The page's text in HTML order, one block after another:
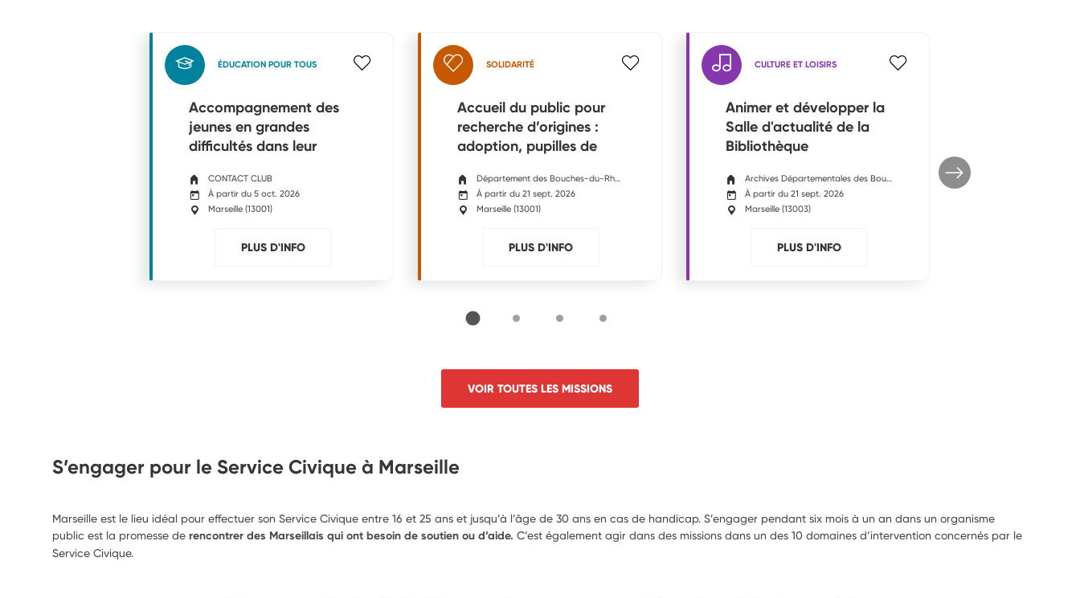
ÉDUCATION POUR TOUS
Accompagnement des
jeunes en grandes
difficultés dans leur
CONTACT CLUB
À partir du 5 oct. 2026
Marseille(13001)
PLUS D'INFO
SOLIDARITÉ
Accueil du public pour
recherche d’origines :
adoption, pupilles de
Département des Bouches-du-Rhône
À partir du 21 sept. 2026
Marseille(13001)
PLUS D'INFO
CULTURE ET LOISIRS
Animer et développer la
Salle d'actualité de la
Bibliothèque
Archives Départementales des Bouches-du-Rhône
À partir du 21 sept. 2026
Marseille (13003)
PLUS D'INFO
VOIR TOUTES LES MISSIONS
S’engager pour le Service Civique à Marseille
Marseille est le lieu idéal pour effectuer son Service Civique entre 16 et 25 ans et jusqu’à l’âge de 30 ans en cas de handicap. S’engager pendant six mois à un an dans un organisme
public est la promesse de rencontrer des Marseillais qui ont besoin de soutien ou d’aide. C’est également agir dans des missions dans un des 10 domaines d’intervention concernés par le
Service Civique.